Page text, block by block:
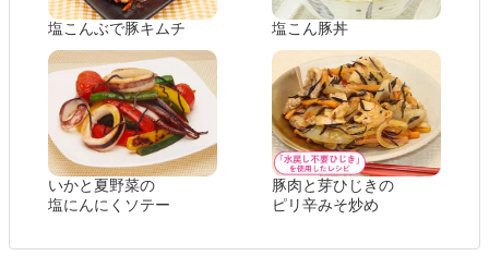
塩こんぶで豚キムチ 塩こん豚丼
いかと夏野菜の
塩にんにくソテー
豚肉と芽ひじきの
ピリ辛みそ炒め